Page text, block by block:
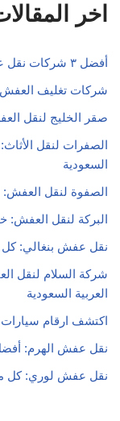
اخر
أفضل ٣ شركات نقل عفش في جدة لعام ٢٠٢٥ م
شركات تغليف العفش
صقر الخليج لنقل
الصفرات لنقل
السعودية
الصفوة لنقل العفش:
البركة لنقل العفش:
نقل عفش بنغالي: كل
شركة السلام لنقل
العربية السعودية
اكتشف ارقام
نقل عفش الهرم:
نقل عفش لوري: كل